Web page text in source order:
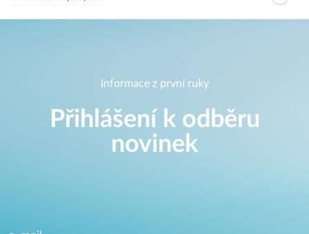
Informace z první ruky
Přihlášení k odběru
novinek